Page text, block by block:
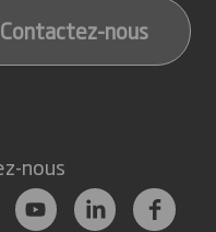
Contactez-nous
nous